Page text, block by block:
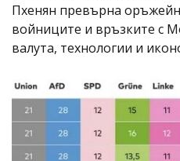
Пхенян превърна
войниците и връзките с
валута, технологии и